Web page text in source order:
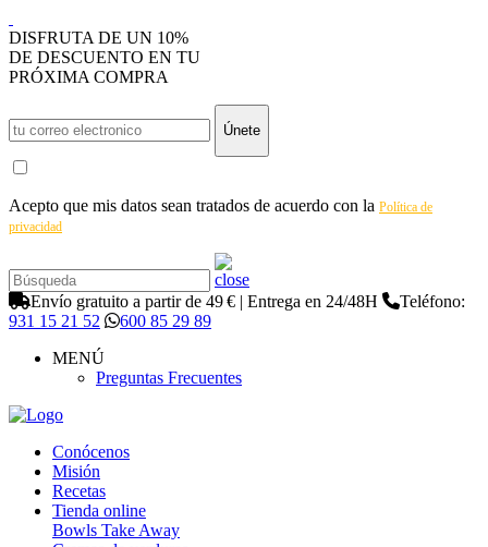
DISFRUTA DE UN 10%
DE DESCUENTO EN TU
PRÓXIMA COMPRA
Únete
Acepto que mis datos sean tratados de acuerdo con la Política de
privacidad
Envío gratuito a partir de 49 € | Entrega en 24/48H
Teléfono:
931 15 21 52
600 85 29 89
MENÚ
Preguntas Frecuentes
Conócenos
Misión
Recetas
Tienda online
Bowls Take Away